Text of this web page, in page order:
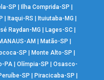
SP Ilha Comprida-SP
Itaqui-RS Ituiutaba-MG
Raydan-MG Lages-SC|
AM Matão-SP
SP Monte Alto-SP
PA |Olímpia-SP |Osasco-
SP Piracicaba-SP